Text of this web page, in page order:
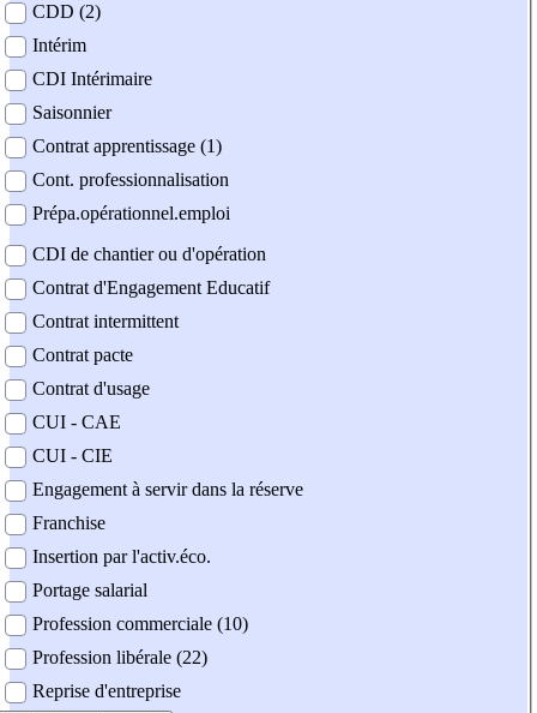
CDD (2)
Intérim
CDI Intérimaire
Saisonnier
Contrat apprentissage (1)
Cont. professionnalisation
Prépa.opérationnel.emploi
CDI de chantier ou d'opération
Contrat d'Engagement Educatif
Contrat intermittent
Contrat pacte
Contrat d'usage
CUI - CAE
CUI - CIE
Engagement à servir dans la réserve
Franchise
Insertion par l'activ.éco.
Portage salarial
Profession commerciale (10)
Profession libérale (22)
Reprise d'entreprise